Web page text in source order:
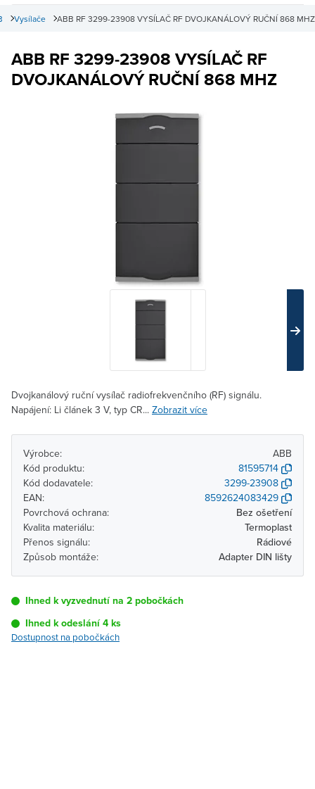
ABB RF 3299-23908 VYSÍLAČ RF DVOJKANÁLOVÝ RUČNÍ 868 MHZ
Vysílače
ABB RF 3299-23908 VYSÍLAČ RF
DVOJKANÁLOVÝ RUČNÍ 868 MHZ
Dvojkanálový ruční vysílač radiofrekvenčního (RF) signálu.
Napájení: Li článek 3 V, typ CR... Zobrazit více
Výrobce:
ABB
Kód produktu:
81595714
Kód dodavatele:
3299-23908
EAN:
8592624083429
Povrchová ochrana:
Bez ošetření
Kvalita materiálu:
Termoplast
Přenos signálu:
Rádiové
Způsob montáže:
Adapter DIN lišty
Ihned k vyzvednutí na 2 pobočkách
Ihned k odeslání 4 ks
Dostupnost na pobočkách